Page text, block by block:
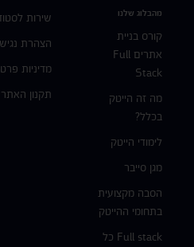
מהבלוג שלנו
קורס בניית
אתרים Full
Stack
מה זה הייטק
בכלל?
לימודי הייטק
מגן סייבר
הסבה מקצועית
בתחומי ההייטק
Full stack כל
שירות
הצהרת
מדיניות
תקנון האתר